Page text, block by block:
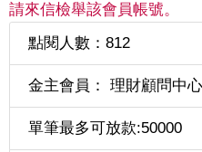
請來信檢舉該會員帳號。
點閱人數：812
金主會員： 理財顧問中心
單筆最多可放款:50000